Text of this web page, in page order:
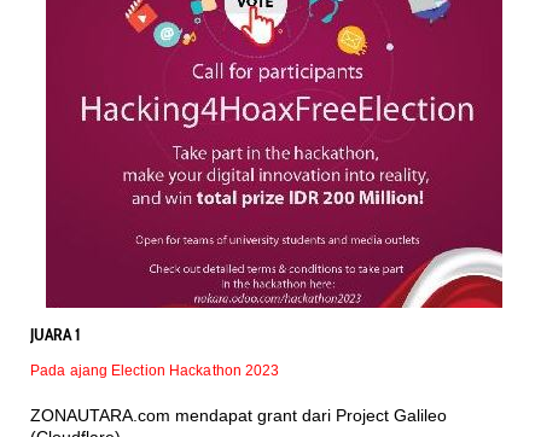
JUARA 1
Pada ajang Election Hackathon 2023
ZONAUTARA.com mendapat grant dari Project Galileo